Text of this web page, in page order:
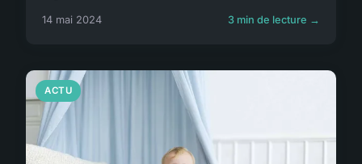
14 mai 2024 3 min de lecture →
ACTU